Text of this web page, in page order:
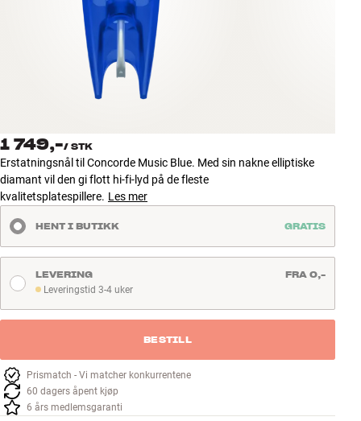
Tilbehør
INSPIRASJON
MERKER
TILBUD
Finn Butikk
Kundeservice
Kundeservice
Bygg med lyd
1 749,-/ STK
Erstatningsnål til Concorde Music Blue. Med sin nakne elliptiske
diamant vil den gi flott hi-fi-lyd på de fleste
kvalitetsplatespillere. Les mer
HENT I BUTIKK GRATIS
Leveringstid 3-4 uker
Leveringstid 3-4 uker
LEVERING FRA 0,-
BESTILL
Prismatch - Vi matcher konkurrentene
60 dagers åpent kjøp
6 års medlemsgaranti